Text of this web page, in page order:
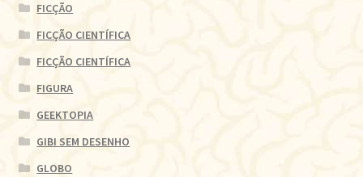
FICÇÃO
FICÇÃO CIENTÍFICA
FICÇÃO CIENTÍFICA
FIGURA
GEEKTOPIA
GIBI SEM DESENHO
GLOBO